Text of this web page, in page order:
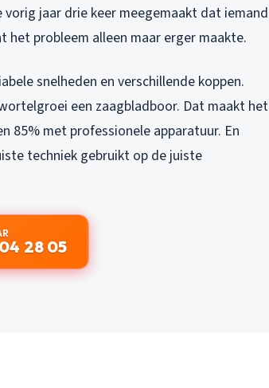
jaar drie keer meegemaakt dat iemand
probleem alleen maar erger maakte.
snelheden en verschillende koppen.
een zaagbladboor. Dat maakt het
85% met professionele apparatuur. En
techniek gebruikt op de juiste
28 05